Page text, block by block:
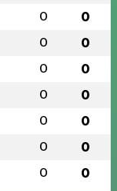
0 0
0 0
0 0
0 0
0 0
0 0
0 0